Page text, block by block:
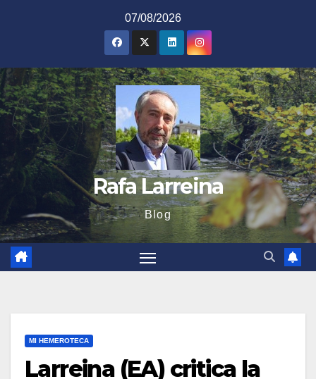
07/08/2026
Rafa Larreina
Blog
MI HEMEROTECA
Larreina (EA) critica la